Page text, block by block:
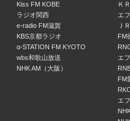
ＢＳＮニュース
14:55 ～ 15:00
中央競馬実況中継
15:00 ～ 16:00
Kiss FM KOBE
ラジオ関西
e-radio FM滋賀
KBS京都ラジオ
α-STATION FM KYOTO
wbs和歌山放送
NHK AM（大阪）
Ｋ
エ
Ｊ
FM
エ
FM
エ